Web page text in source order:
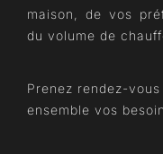
maison, de vos
du volume de
Prenez rendez-
ensemble vos